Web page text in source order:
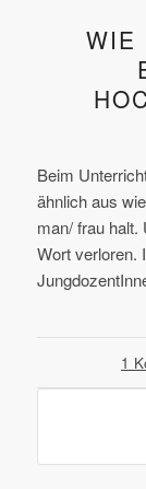
WIE
Beim
ähnlich aus
man/ frau halt.
Wort verloren.
1